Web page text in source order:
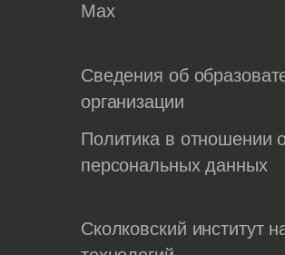
Max
Сведения об
организации
Политика в отношении
персональных данных
Сколковский институт